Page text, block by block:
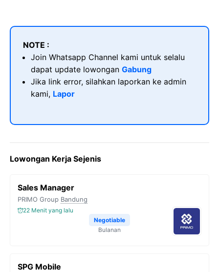
NOTE :
Join Whatsapp Channel kami untuk selalu
dapat update lowongan Gabung
Jika link error, silahkan laporkan ke admin
kami, Lapor
Lowongan Kerja Sejenis
Sales Manager
PRIMO Group Bandung
22 Menit yang lalu
Negotiable
Bulanan
SPG Mobile